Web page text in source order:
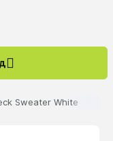
Sweater White